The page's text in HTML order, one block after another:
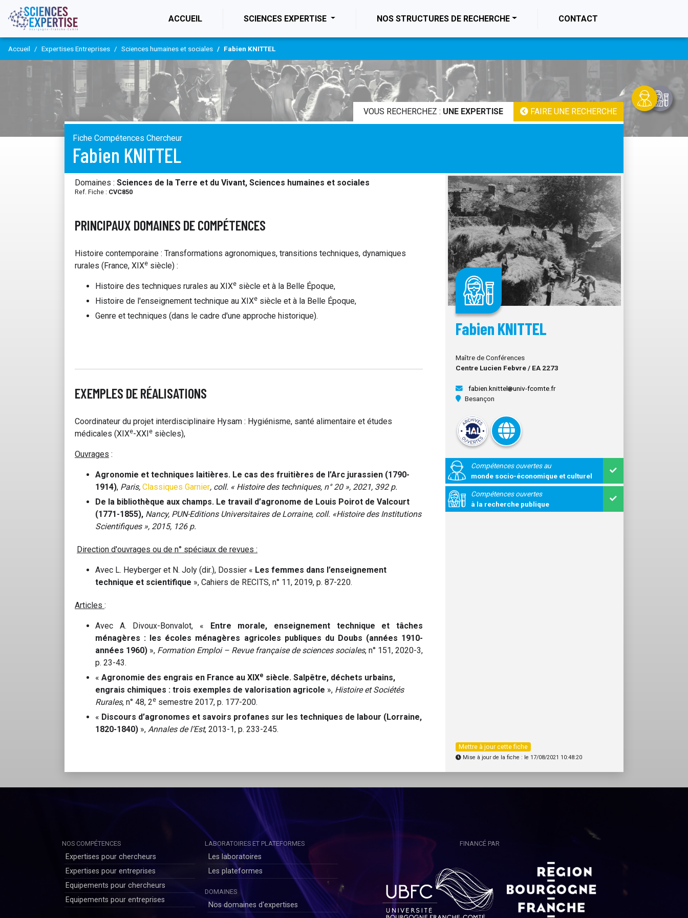
ACCUEIL (CURRENT)SCIENCES EXPERTISE NOS STRUCTURES DE RECHERCHE CONTACT
Accueil Expertises Entreprises Sciences humaines et sociales Fabien KNITTEL
VOUS RECHERCHEZ : UNE EXPERTISE FAIRE UNE RECHERCHE
Fiche Compétences Chercheur
Fabien KNITTEL
Domaines : Sciences de la Terre et du Vivant, Sciences humaines et sociales
Ref. Fiche : CVC850
PRINCIPAUX DOMAINES DE COMPÉTENCES
Histoire contemporaine : Transformations agronomiques, transitions techniques, dynamiques
rurales (France, XIXe siècle) :
Histoire des techniques rurales au XIXe siècle et à la Belle Époque,
Histoire de l'enseignement technique au XIXe siècle et à la Belle Époque,
Genre et techniques (dans le cadre d'une approche historique).
EXEMPLES DE RÉALISATIONS
Coordinateur du projet interdisciplinaire Hysam : Hygiénisme, santé alimentaire et études
médicales (XIXe-XXIe siècles),
Ouvrages :
Agronomie et techniques laitières. Le cas des fruitières de l’Arc jurassien (1790-
1914), Paris, Classiques Garnier, coll. « Histoire des techniques, n° 20 », 2021, 392 p.
De la bibliothèque aux champs. Le travail d’agronome de Louis Poirot de Valcourt
(1771-1855), Nancy, PUN-Editions Universitaires de Lorraine, coll. «Histoire des Institutions
Scientifiques », 2015, 126 p.
Direction d'ouvrages ou de n° spéciaux de revues :
Avec L. Heyberger et N. Joly (dir.), Dossier « Les femmes dans l’enseignement
technique et scientifique », Cahiers de RECITS, n° 11, 2019, p. 87-220.
Articles :
Avec A. Divoux-Bonvalot, « Entre morale, enseignement technique et tâches
ménagères : les écoles ménagères agricoles publiques du Doubs (années 1910-
années 1960) », Formation Emploi – Revue française de sciences sociales, n° 151, 2020-3,
p. 23-43.
« Agronomie des engrais en France au XIXe siècle. Salpêtre, déchets urbains,
engrais chimiques : trois exemples de valorisation agricole », Histoire et Sociétés
Rurales, n° 48, 2e semestre 2017, p. 177-200.
« Discours d’agronomes et savoirs profanes sur les techniques de labour (Lorraine,
1820-1840) », Annales de l’Est, 2013-1, p. 233-245.
Fabien KNITTEL
Maître de Conférences
Centre Lucien Febvre / EA 2273
fabien.knittel
univ-fcomte.fr
Besançon
Compétences ouvertes au
monde socio-économique et culturel
Compétences ouvertes
à la recherche publique
Mettre à jour cette fiche
Mise à jour de la fiche : le 17/08/2021 10:48:20
NOS COMPÉTENCES
Expertises pour chercheurs
Expertises pour entreprises
Equipements pour chercheurs
Equipements pour entreprises
LABORATOIRES ET PLATEFORMES
Les laboratoires
Les plateformes
DOMAINES
Nos domaines d'expertises
FINANCÉ PAR